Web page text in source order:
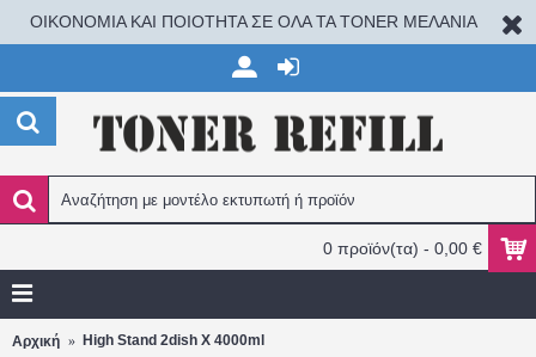
ΟΙΚΟΝΟΜΙΑ ΚΑΙ ΠΟΙΟΤΗΤΑ ΣΕ ΟΛΑ ΤΑ TONER ΜΕΛΑΝΙΑ
0 προϊόν(τα) - 0,00 €
Αρχική High Stand 2dish X 4000ml